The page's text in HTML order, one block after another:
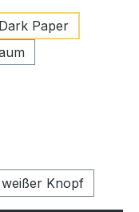
Dark Paper
weißer Knopf